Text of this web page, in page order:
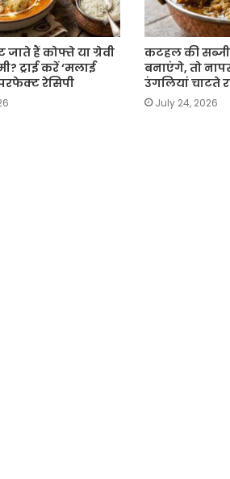
हैं कोफ्ते या ग्रेवी
ट्राई करें ‘मलाई
रेसिपी
कटहल की
बनाएंगे, तो
उंगलियां चाटते
July 24, 2026